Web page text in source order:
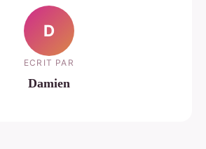
D
ECRIT PAR
Damien